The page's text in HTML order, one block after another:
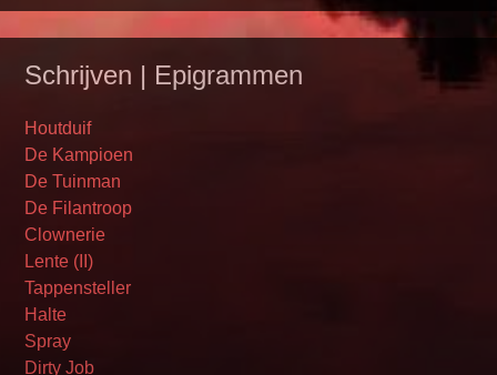
Schrijven | Epigrammen
Houtduif
De Kampioen
De Tuinman
De Filantroop
Clownerie
Lente (II)
Tappensteller
Halte
Spray
Dirty Job